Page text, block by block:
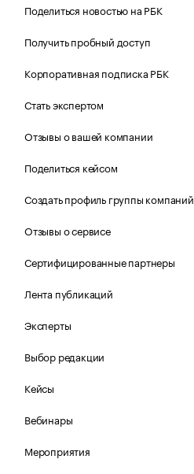
Поделиться новостью на РБК
Получить пробный доступ
Корпоративная подписка РБК
Стать экспертом
Отзывы о вашей компании
Поделиться кейсом
Создать профиль группы компаний
Отзывы о сервисе
Сертифицированные партнеры
Лента публикаций
Эксперты
Выбор редакции
Кейсы
Вебинары
Мероприятия